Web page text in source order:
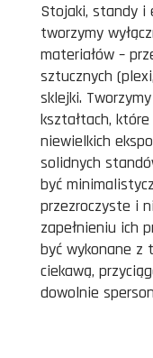
Stojaki, standy i
tworzymy
materiałów –
sztucznych
sklejki.
kształtach,
niewielkich
solidnych
być
przezroczyste i
zapełnieniu ich
być wykonane z
ciekawą,
dowolnie